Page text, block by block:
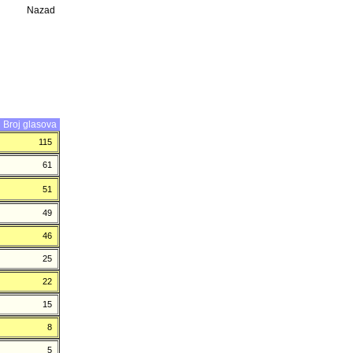
Nazad
Broj glasova
115
61
51
49
46
25
22
15
8
5